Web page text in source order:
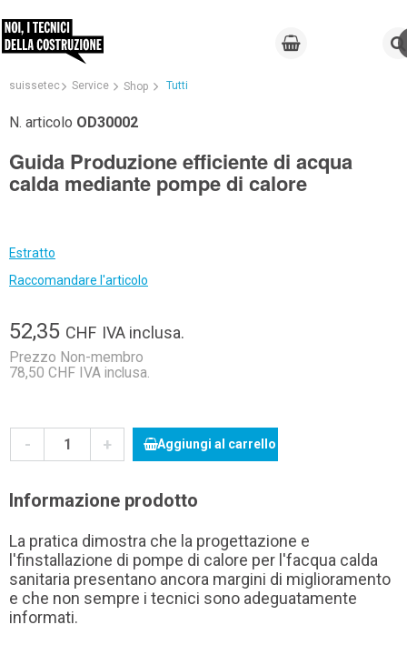
suissetec Service Shop Tutti
N. articolo OD30002
Guida Produzione efficiente di acqua
calda mediante pompe di calore
Estratto
Raccomandare l'articolo
52,35 CHF IVA inclusa.
Prezzo Non-membro
78,50 CHF IVA inclusa.
- + Aggiungi al carrello
Informazione prodotto
La pratica dimostra che la progettazione e
l'finstallazione di pompe di calore per l'facqua calda
sanitaria presentano ancora margini di miglioramento
e che non sempre i tecnici sono adeguatamente
informati.